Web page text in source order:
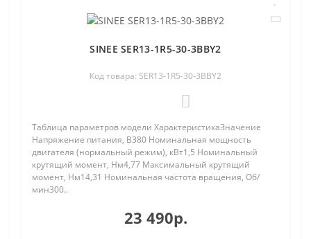
SINEE SER13-1R5-30-3BBY2
Код товара: SER13-1R5-30-3BBY2
Таблица параметров модели ХарактеристикаЗначение
Напряжение питания, В380 Номинальная мощность
двигателя (нормальный режим), кВт1,5 Номинальный
крутящий момент, Нм4,77 Максимальный крутящий
момент, Нм14,31 Номинальная частота вращения, Об/
мин300..
23 490р.